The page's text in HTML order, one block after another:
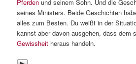
Pferden und seinem Sohn. Und die
seines Ministers. Beide Geschichten
alles zum Besten. Du weißt in der
kannst aber davon ausgehen, dass dem
Gewissheit heraus handeln.